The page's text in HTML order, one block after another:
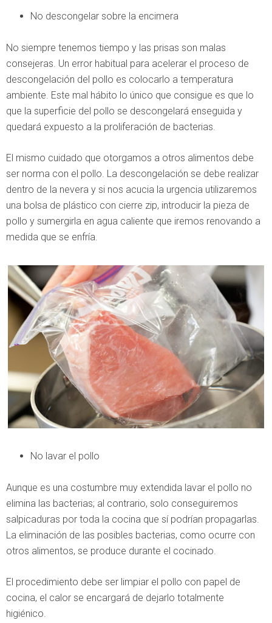
No descongelar sobre la encimera
No siempre tenemos tiempo y las prisas son malas
consejeras. Un error habitual para acelerar el proceso de
descongelación del pollo es colocarlo a temperatura
ambiente. Este mal hábito lo único que consigue es que lo
que la superficie del pollo se descongelará enseguida y
quedará expuesto a la proliferación de bacterias.
El mismo cuidado que otorgamos a otros alimentos debe
ser norma con el pollo. La descongelación se debe realizar
dentro de la nevera y si nos acucia la urgencia utilizaremos
una bolsa de plástico con cierre zip, introducir la pieza de
pollo y sumergirla en agua caliente que iremos renovando a
medida que se enfría.
No lavar el pollo
Aunque es una costumbre muy extendida lavar el pollo no
elimina las bacterias; al contrario, solo conseguiremos
salpicaduras por toda la cocina que sí podrían propagarlas.
La eliminación de las posibles bacterias, como ocurre con
otros alimentos, se produce durante el cocinado.
El procedimiento debe ser limpiar el pollo con papel de
cocina, el calor se encargará de dejarlo totalmente
higiénico.